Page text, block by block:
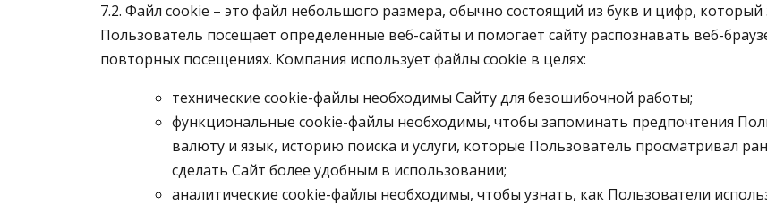
7.2. Файл cookie – это файл небольшого размера, обычно состоящий из букв и цифр, который
Пользователь посещает определенные веб-сайты и помогает сайту распознавать веб-
повторных посещениях. Компания использует файлы cookie в целях:
технические cookie-файлы необходимы Сайту для безошибочной работы;
функциональные cookie-файлы необходимы, чтобы запоминать предпочтения
валюту и язык, историю поиска и услуги, которые Пользователь просматривал
сделать Сайт более удобным в использовании;
аналитические cookie-файлы необходимы, чтобы узнать, как Пользователи